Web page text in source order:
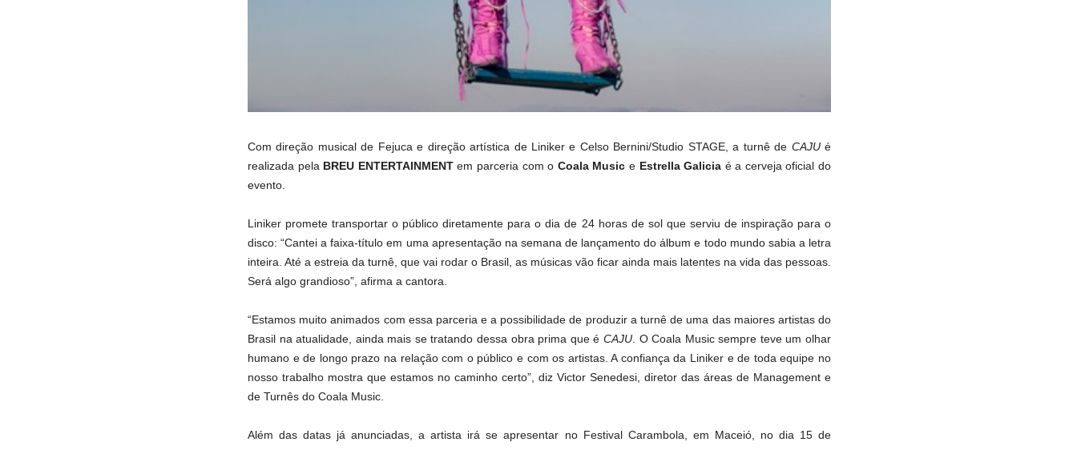
Com direção musical de Fejuca e direção artística de Liniker e Celso Bernini/Studio STAGE, a turnê de CAJUé
realizada pela BREU ENTERTAINMENTem parceria com o Coala Music e Estrella Galicia é a cerveja oficial do
evento.
Liniker promete transportar o público diretamente para o dia de 24 horas de sol que serviu de inspiração para o
disco: “Cantei a faixa-título em uma apresentação na semana de lançamento do álbum e todo mundo sabia a letra
inteira. Até a estreia da turnê, que vai rodar o Brasil, as músicas vão ficar ainda mais latentes na vida das pessoas.
Será algo grandioso”, afirma a cantora.
“Estamos muito animados com essa parceria e a possibilidade de produzir a turnê de uma das maiores artistas do
Brasil na atualidade, ainda mais se tratando dessa obra prima que é CAJU. O Coala Music sempre teve um olhar
humano e de longo prazo na relação com o público e com os artistas. A confiança da Liniker e de toda equipe no
nosso trabalho mostra que estamos no caminho certo”, diz Victor Senedesi, diretor das áreas de Management e
de Turnês do Coala Music.
Além das datas já anunciadas, a artista irá se apresentar no Festival Carambola, em Maceió, no dia 15 de